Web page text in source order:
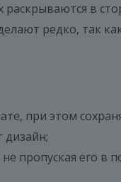
в
редко, так
при этом
пропуская его в